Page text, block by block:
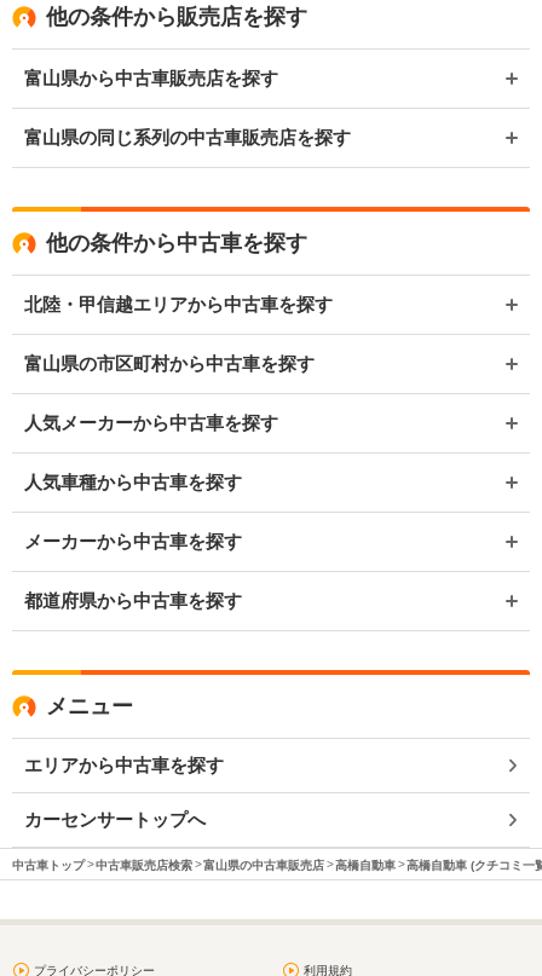
他の条件から販売店を探す
富山県から中古車販売店を探す
富山県の同じ系列の中古車販売店を探す
他の条件から中古車を探す
北陸・甲信越エリアから中古車を探す
富山県の市区町村から中古車を探す
人気メーカーから中古車を探す
人気車種から中古車を探す
メーカーから中古車を探す
都道府県から中古車を探す
メニュー
エリアから中古車を探す
カーセンサートップへ
中古車トップ 中古車販売店検索 富山県の中古車販売店 高橋自動車 高橋自動車 (クチコミ一
プライバシーポリシー 利用規約